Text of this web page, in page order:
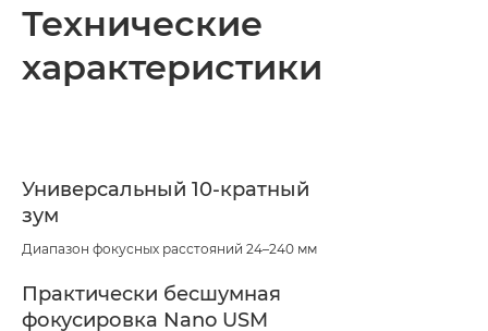
Технические характеристики
Технические
характеристики
Универсальный 10-кратный
зум
Диапазон фокусных расстояний 24–240 мм
Практически бесшумная
фокусировка Nano USM